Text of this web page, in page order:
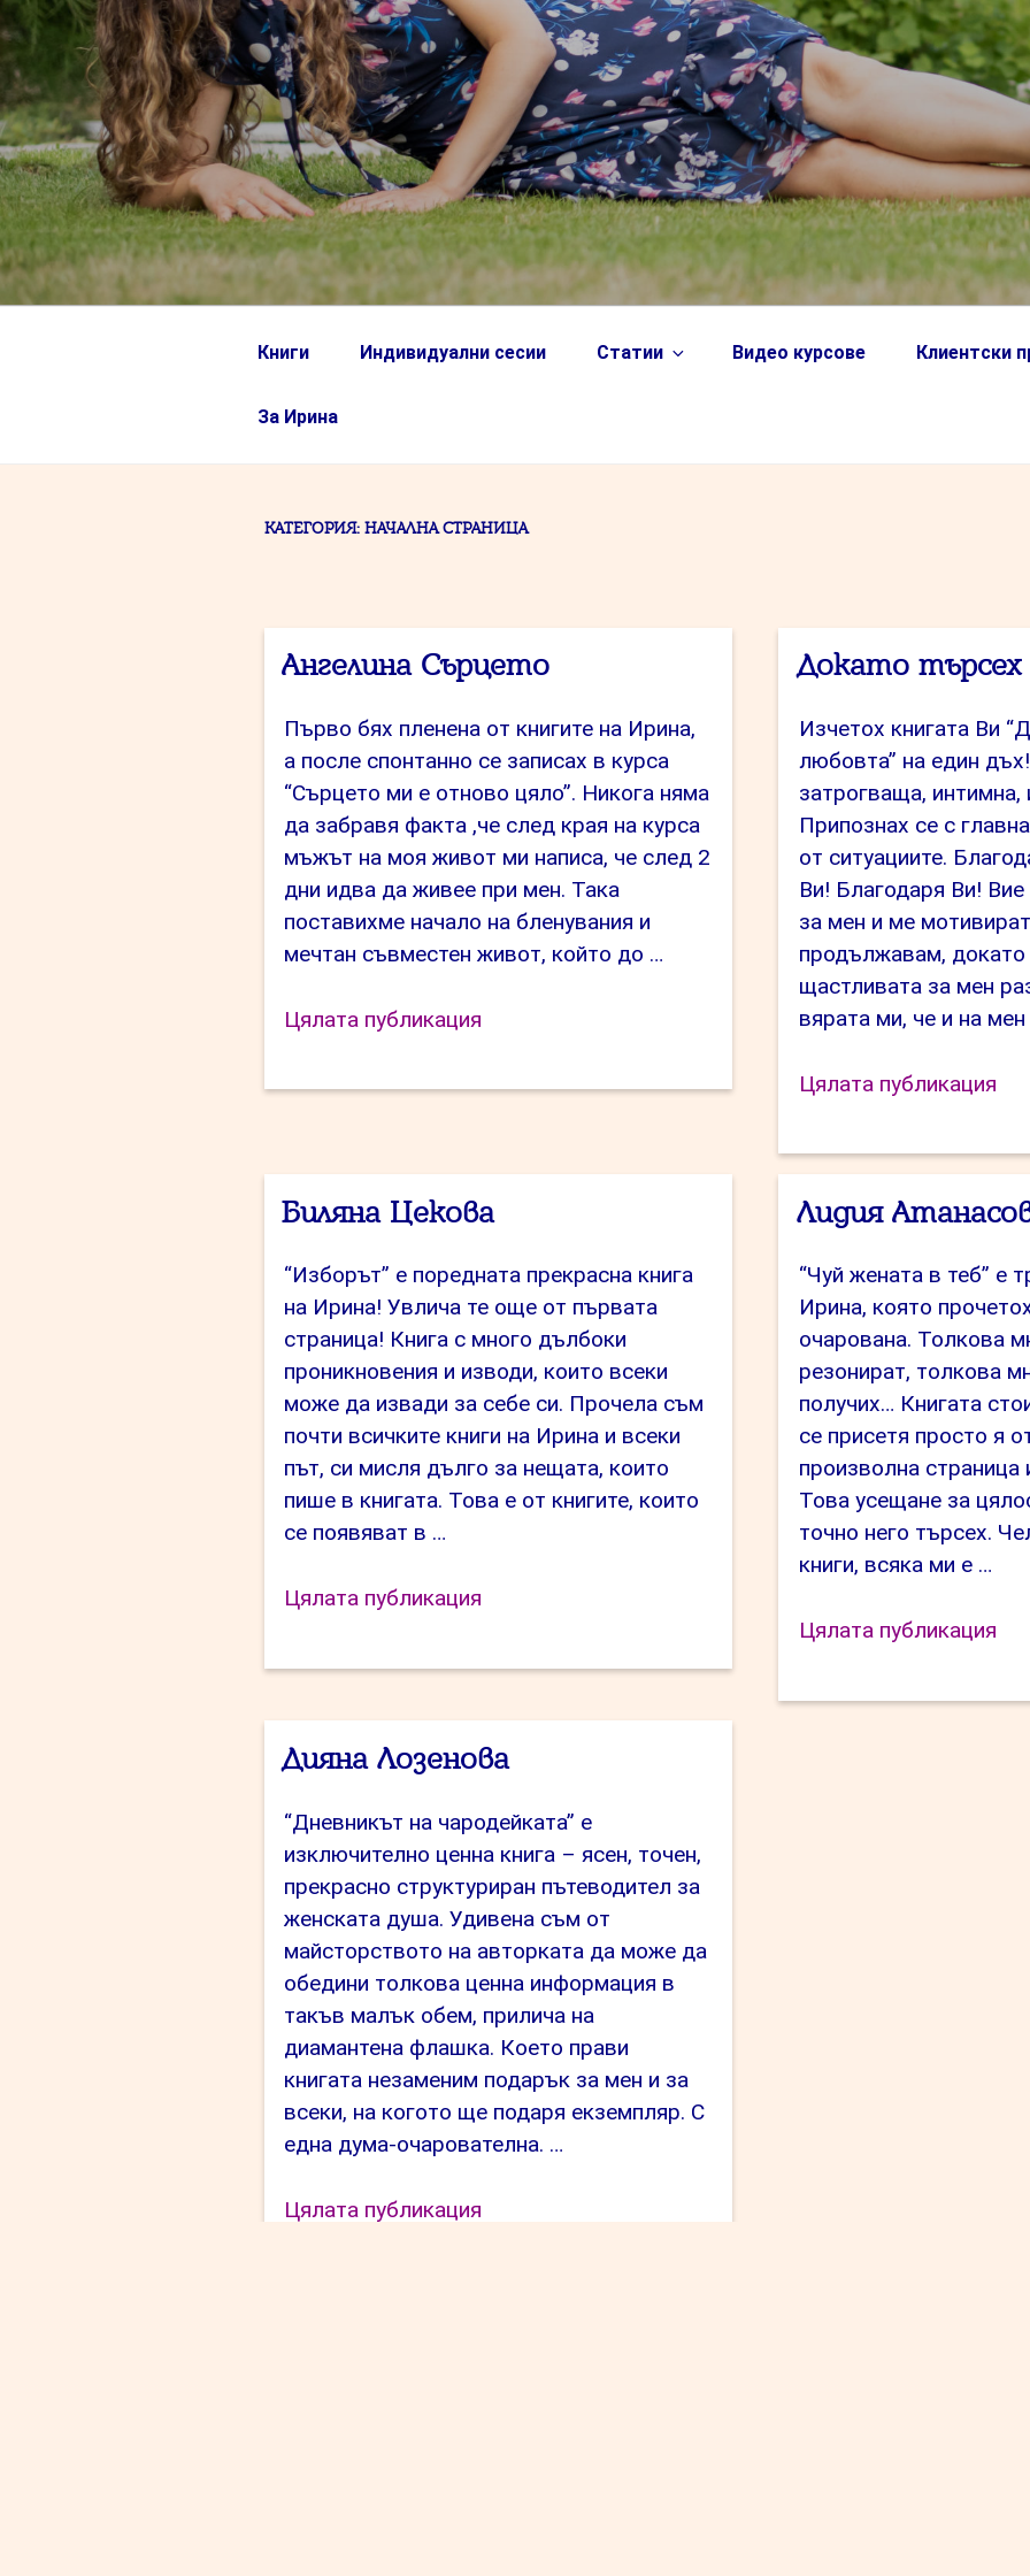
Книги Индивидуални сесии Статии Видео курсове Клиентски
За Ирина
КАТЕГОРИЯ: НАЧАЛНА СТРАНИЦА
Ангелина Сърцето
Първо бях пленена от книгите на Ирина,
а после спонтанно се записах в курса
“Сърцето ми е отново цяло”. Никога няма
да забравя факта ,че след края на курса
мъжът на моя живот ми написа, че след 2
дни идва да живее при мен. Така
поставихме начало на бленувания и
мечтан съвместен живот, който до …
Цялата публикация
Докато
Изчетох книгата Ви
любовта” на един
затрогваща, интимна,
Припознах се с
от ситуациите.
Ви! Благодаря Ви!
за мен и ме
продължавам, докато
щастливата за мен
вярата ми, че и на
Цялата публикация
Биляна Цекова
“Изборът” е поредната прекрасна книга
на Ирина! Увлича те още от първата
страница! Книга с много дълбоки
проникновения и изводи, които всеки
може да извади за себе си. Прочела съм
почти всичките книги на Ирина и всеки
път, си мисля дълго за нещата, които
пише в книгата. Това е от книгите, които
се появяват в …
Цялата публикация
Лидия
“Чуй жената в теб” е
Ирина, която
очарована. Толкова
резонират, толкова
получих… Книгата
се присетя просто я
произволна страница
Това усещане за
точно него търсех.
книги, всяка ми е …
Цялата публикация
Дияна Лозенова
“Дневникът на чародейката” е
изключително ценна книга – ясен, точен,
прекрасно структуриран пътеводител за
женската душа. Удивена съм от
майсторството на авторката да може да
обедини толкова ценна информация в
такъв малък обем, прилича на
диамантена флашка. Което прави
книгата незаменим подарък за мен и за
всеки, на когото ще подаря екземпляр. С
една дума-очарователна. …
Цялата публикация